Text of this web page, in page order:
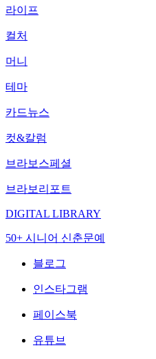
라이프
컬처
머니
테마
카드뉴스
컷&칼럼
브라보스페셜
브라보리포트
DIGITAL LIBRARY
50+ 시니어 신춘문예
블로그
인스타그램
페이스북
유튜브